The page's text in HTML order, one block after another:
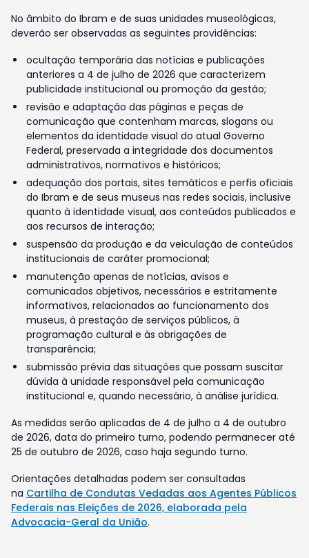
No âmbito do Ibram e de suas unidades museológicas,
deverão ser observadas as seguintes providências:
ocultação temporária das notícias e publicações
anteriores a 4 de julho de 2026 que caracterizem
publicidade institucional ou promoção da gestão;
revisão e adaptação das páginas e peças de
comunicação que contenham marcas, slogans ou
elementos da identidade visual do atual Governo
Federal, preservada a integridade dos documentos
administrativos, normativos e históricos;
adequação dos portais, sites temáticos e perfis oficiais
do Ibram e de seus museus nas redes sociais, inclusive
quanto à identidade visual, aos conteúdos publicados e
aos recursos de interação;
suspensão da produção e da veiculação de conteúdos
institucionais de caráter promocional;
manutenção apenas de notícias, avisos e
comunicados objetivos, necessários e estritamente
informativos, relacionados ao funcionamento dos
museus, à prestação de serviços públicos, à
programação cultural e às obrigações de
transparência;
submissão prévia das situações que possam suscitar
dúvida à unidade responsável pela comunicação
institucional e, quando necessário, à análise jurídica.
As medidas serão aplicadas de 4 de julho a 4 de outubro
de 2026, data do primeiro turno, podendo permanecer até
25 de outubro de 2026, caso haja segundo turno.
Orientações detalhadas podem ser consultadas
na Cartilha de Condutas Vedadas aos Agentes Públicos
Federais nas Eleições de 2026, elaborada pela
Advocacia-Geral da União.